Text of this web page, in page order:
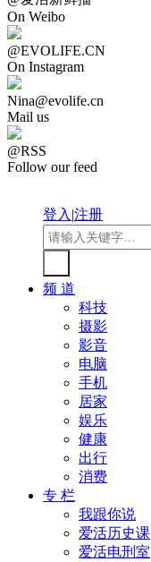
On Weibo
@EVOLIFE.CN
On Instagram
Nina@evolife.cn
Mail us
@RSS
Follow our feed
登入|注册
频 道
科技
摄影
影音
电脑
手机
居家
娱乐
健康
出行
消费
专 栏
我跟你说
爱活历史课
爱活电刑室